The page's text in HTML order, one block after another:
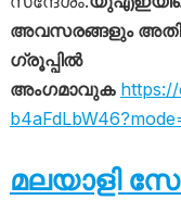
അവസരങ്ങളും
ഗ്രൂപ്പിൽ
അംഗമാവുക
മലയാളി